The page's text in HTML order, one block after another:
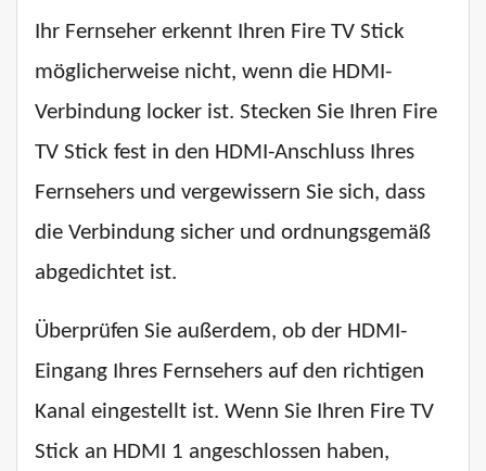
Ihr Fernseher erkennt Ihren Fire TV Stick
möglicherweise nicht, wenn die HDMI-
Verbindung locker ist. Stecken Sie Ihren Fire
TV Stick fest in den HDMI-Anschluss Ihres
Fernsehers und vergewissern Sie sich, dass
die Verbindung sicher und ordnungsgemäß
abgedichtet ist.
Überprüfen Sie außerdem, ob der HDMI-
Eingang Ihres Fernsehers auf den richtigen
Kanal eingestellt ist. Wenn Sie Ihren Fire TV
Stick an HDMI 1 angeschlossen haben,